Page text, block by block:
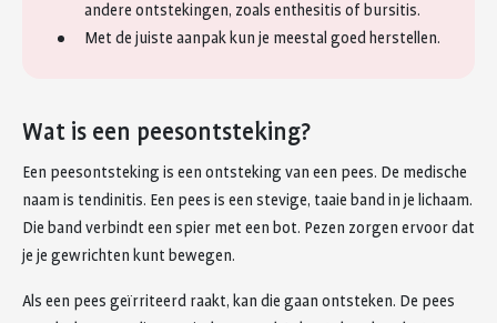
andere ontstekingen, zoals enthesitis of bursitis.
Met de juiste aanpak kun je meestal goed herstellen.
Wat is een peesontsteking?
Een peesontsteking is een ontsteking van een pees. De medische
naam is tendinitis. Een pees is een stevige, taaie band in je lichaam.
Die band verbindt een spier met een bot. Pezen zorgen ervoor dat
je je gewrichten kunt bewegen.
Als een pees geïrriteerd raakt, kan die gaan ontsteken. De pees